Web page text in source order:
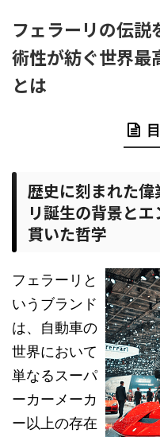
フェラーリの伝説
術性が紡ぐ世界最
とは
歴史に刻まれた
リ誕生の背景と
貫いた哲学
フェラーリと
いうブランド
は、自動車の
世界において
単なるスーパ
ーカーメーカ
ー以上の存在